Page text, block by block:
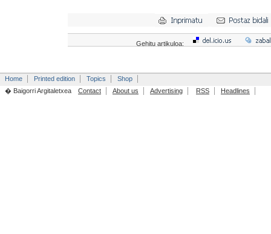
Gehitu artikuloa:
Home Printed edition Topics
Shop
� Baigorri Argitaletxea
Contact About us Advertising RSS Headlines